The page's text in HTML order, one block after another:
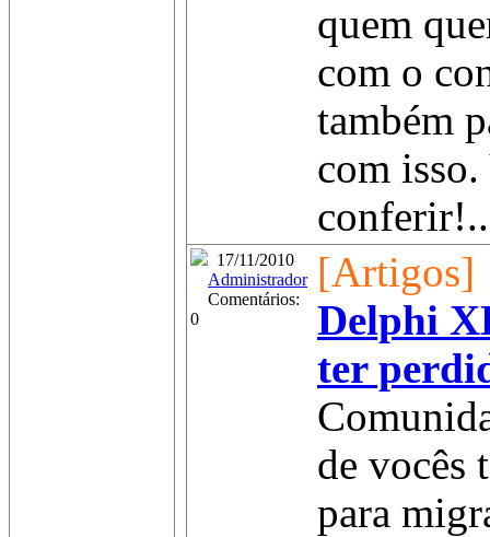
quem
com o
também
com isso.
17/11/2010
Administrador
Comentários:
0
[Artigos]
Delphi
ter
de vocês
para